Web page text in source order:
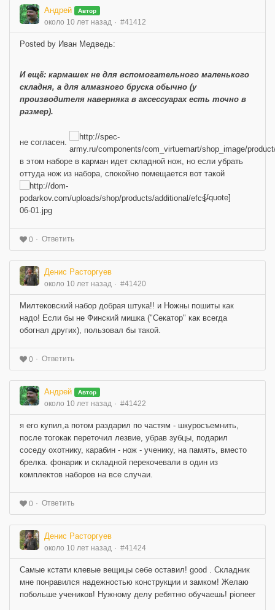
Андрей Автор
около 10 лет назад #41412
Posted by Иван Медведь:
И ещё: кармашек не для вспомогательного маленького
складня, а для алмазного бруска обычно (у
производителя наверняка в аксессуарах есть точно в
размер).
не согласен.
в этом наборе в карман идет складной нож, но если убрать
оттуда нож из набора, спокойно помещается вот такой
[/quote]
0 Ответить
Денис Расторгуев
около 10 лет назад #41420
Милтековский набор добрая штука!! и Ножны пошиты как
надо! Если бы не Финский мишка ("Секатор" как всегда
обогнал других), пользовал бы такой.
0 Ответить
Андрей Автор
около 10 лет назад #41422
я его купил,а потом раздарил по частям - шкуросъемнить,
после тогокак переточил лезвие, убрав зубцы, подарил
соседу охотнику, карабин - нож - ученику, на память, вместо
брелка. фонарик и складной перекочевали в один из
комплектов наборов на все случаи.
0 Ответить
Денис Расторгуев
около 10 лет назад #41424
Самые кстати клевые вещицы себе оставил! good . Складник
мне понравился надежностью конструкции и замком! Желаю
побольше учеников! Нужному делу ребятню обучаешь! pioneer